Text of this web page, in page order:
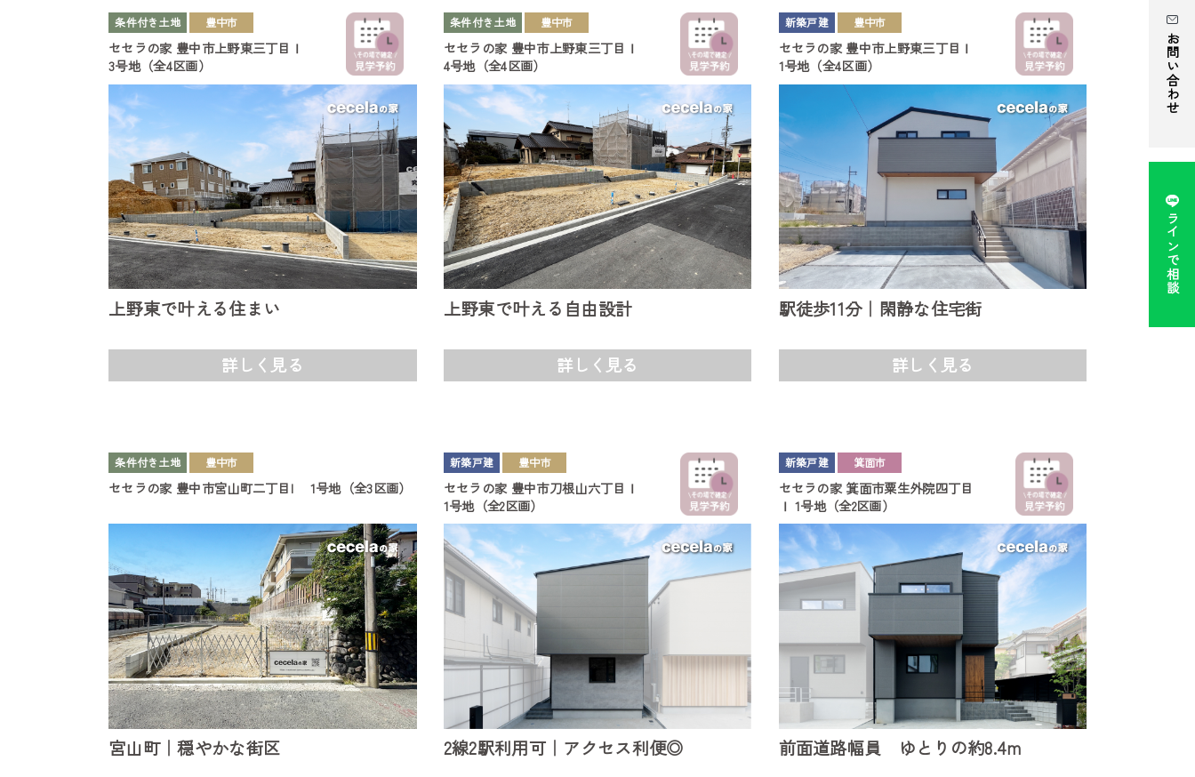
お問い合わせ
ラインで相談
条件付き土地 豊中市
セセラの家 豊中市上野東三丁目Ⅰ
3号地（全4区画）
上野東で叶える住まい
詳しく見る
条件付き土地 豊中市
セセラの家 豊中市上野東三丁目Ⅰ
4号地（全4区画）
上野東で叶える自由設計
詳しく見る
新築戸建 豊中市
セセラの家 豊中市上野東三丁目Ⅰ
1号地（全4区画）
駅徒歩11分｜閑静な住宅街
詳しく見る
条件付き土地 豊中市
セセラの家 豊中市宮山町二丁目I 1号地（全3区画）
宮山町｜穏やかな街区
新築戸建 豊中市
セセラの家 豊中市刀根山六丁目Ⅰ
1号地（全2区画）
2線2駅利用可｜アクセス利便◎
新築戸建 箕面市
セセラの家 箕面市粟生外院四丁目
Ⅰ 1号地（全2区画）
前面道路幅員 ゆとりの約8.4m